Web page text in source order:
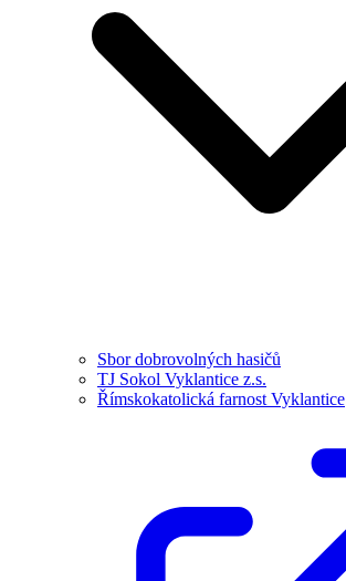
Sbor dobrovolných hasičů
TJ Sokol Vyklantice z.s.
Římskokatolická farnost Vyklantice